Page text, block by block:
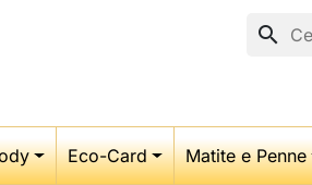
search
Eco-Card Matite e Penne